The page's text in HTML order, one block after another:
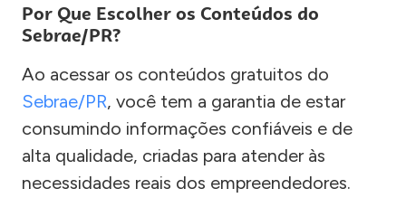
Por Que Escolher os Conteúdos do
Sebrae/PR?
Ao acessar os conteúdos gratuitos do
Sebrae/PR, você tem a garantia de estar
consumindo informações confiáveis e de
alta qualidade, criadas para atender às
necessidades reais dos empreendedores.